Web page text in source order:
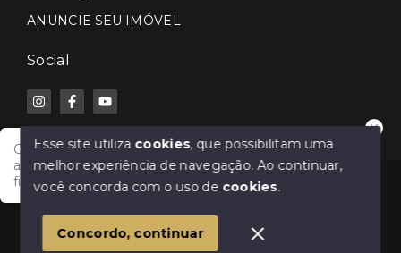
Olá! Fale com a Lilian Carla Imóveis e receba
atendimento rápido para comprar, vender, alugar ou
financiar seu imóvel.
ANUNCIE SEU IMÓVEL
Social
© Copyright 2026 - Lilian Carla Imóveis - Todos os
SITE PARA IMOBILIARIA
Esse site utiliza cookies, que possibilitam uma
melhor experiência de navegação.Ao continuar,
você concorda com o uso de cookies.
Concordo, continuar